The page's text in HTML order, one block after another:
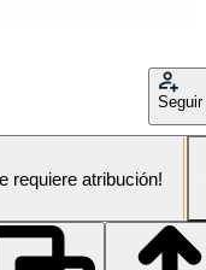
Seguir
requiere atribución!